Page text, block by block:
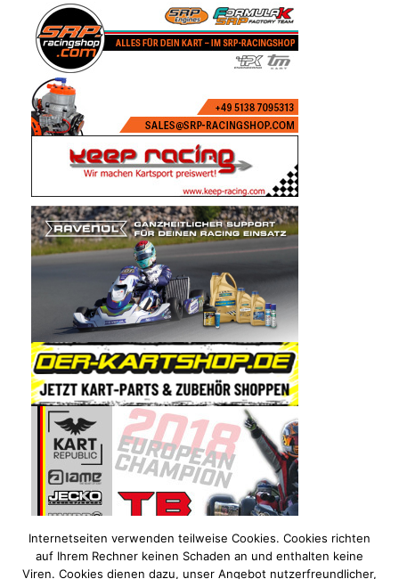
Internetseiten verwenden teilweise Cookies. Cookies richten
auf Ihrem Rechner keinen Schaden an und enthalten keine
Viren. Cookies dienen dazu, unser Angebot nutzerfreundlicher,